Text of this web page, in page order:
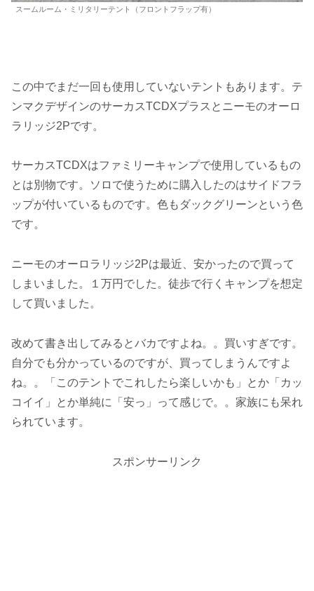
スームルーム・ミリタリーテント（フロントフラップ有）
この中でまだ一回も使用していないテントもあります。テ
ンマクデザインのサーカスTCDXプラスとニーモのオーロ
ラリッジ2Pです。
サーカスTCDXはファミリーキャンプで使用しているもの
とは別物です。ソロで使うために購入したのはサイドフラ
ップが付いているものです。色もダックグリーンという色
です。
ニーモのオーロラリッジ2Pは最近、安かったので買って
しまいました。１万円でした。徒歩で行くキャンプを想定
して買いました。
改めて書き出してみるとバカですよね。。買いすぎです。
自分でも分かっているのですが、買ってしまうんですよ
ね。。「このテントでこれしたら楽しいかも」とか「カッ
コイイ」とか単純に「安っ」って感じで。。家族にも呆れ
られています。
スポンサーリンク